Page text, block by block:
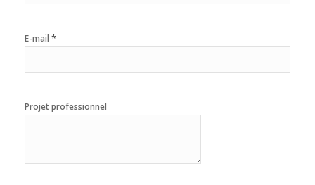
E-mail *
Projet professionnel